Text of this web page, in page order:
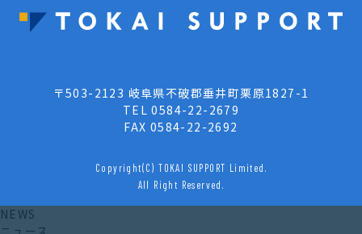
〒503-2123 岐阜県不破郡垂井町栗原1827-1
TEL 0584-22-2679
FAX 0584-22-2692
Copyright(C) TOKAI SUPPORT Limited.
All Right Reserved.
NEWS